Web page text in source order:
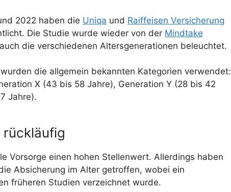
2022 haben die Uniqa und Raiffeisen Versicherung
Die Studie wurde wieder von der Mindtake
die verschiedenen Altersgenerationen beleuchtet.
die allgemein bekannten Kategorien verwendet:
X (43 bis 58 Jahre), Generation Y (28 bis 42
Jahre).
Vorsorge einen hohen Stellenwert. Allerdings haben
Absicherung im Alter getroffen, wobei ein
früheren Studien verzeichnet wurde.